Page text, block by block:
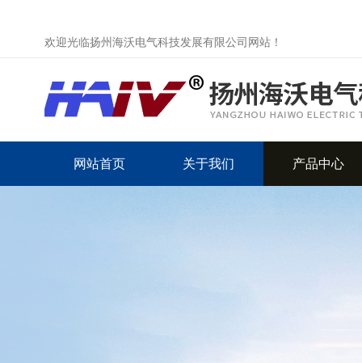
欢迎光临扬州海沃电气科技发展有限公司网站！
网站首页 关于我们 产品中心